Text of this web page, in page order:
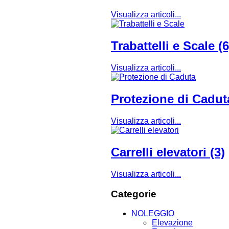
Visualizza articoli...
Trabattelli e Scale
Visualizza articoli...
Protezione di
Visualizza articoli...
Carrelli elevatori (3)
Visualizza articoli...
Categorie
NOLEGGIO
Elevazione